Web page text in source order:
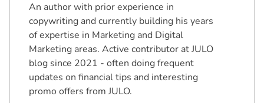
An author with prior experience in
copywriting and currently building his years
of expertise in Marketing and Digital
Marketing areas. Active contributor at JULO
blog since 2021 - often doing frequent
updates on financial tips and interesting
promo offers from JULO.